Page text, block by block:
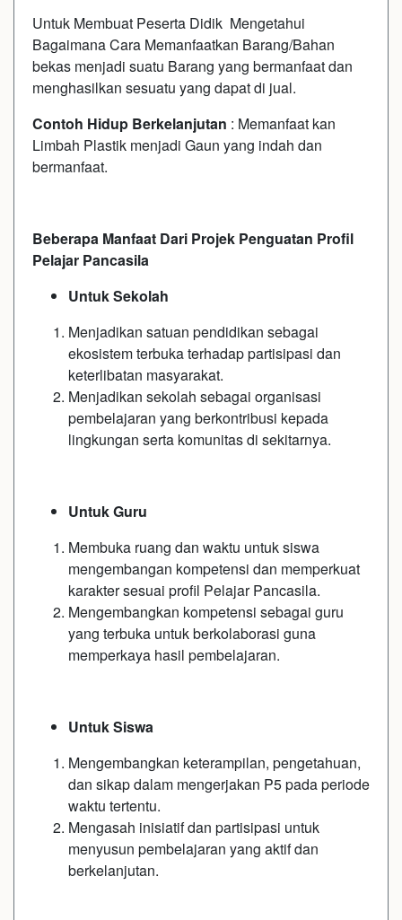
Untuk Membuat Peserta Didik Mengetahui
Bagaimana Cara Memanfaatkan Barang/Bahan
bekas menjadi suatu Barang yang bermanfaat dan
menghasilkan sesuatu yang dapat di jual.
Contoh Hidup Berkelanjutan : Memanfaat kan
Limbah Plastik menjadi Gaun yang indah dan
bermanfaat.
Beberapa Manfaat Dari Projek Penguatan Profil
Pelajar Pancasila
Untuk Sekolah
Menjadikan satuan pendidikan sebagai
ekosistem terbuka terhadap partisipasi dan
keterlibatan masyarakat.
Menjadikan sekolah sebagai organisasi
pembelajaran yang berkontribusi kepada
lingkungan serta komunitas di sekitarnya.
Untuk Guru
Membuka ruang dan waktu untuk siswa
mengembangan kompetensi dan memperkuat
karakter sesuai profil Pelajar Pancasila.
Mengembangkan kompetensi sebagai guru
yang terbuka untuk berkolaborasi guna
memperkaya hasil pembelajaran.
Untuk Siswa
Mengembangkan keterampilan, pengetahuan,
dan sikap dalam mengerjakan P5 pada periode
waktu tertentu.
Mengasah inisiatif dan partisipasi untuk
menyusun pembelajaran yang aktif dan
berkelanjutan.